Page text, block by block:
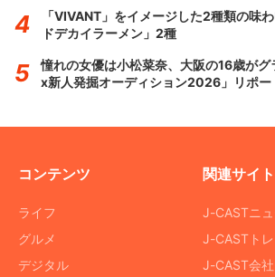
「VIVANT」をイメージした2種類の味
ドデカイラーメン」2種
憧れの女優は小松菜奈、大阪の16歳が
x新人発掘オーディション2026」リポー
コンテンツ
ライフ
グルメ
デジタル
関連サイト
J-CASTニ
J-CASTト
J-CAST会